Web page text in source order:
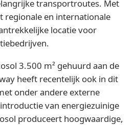
transportroutes. Met
regionale en internationale
locatie voor
3.500 m² gehuurd aan de
heeft recentelijk ook in dit
onder andere externe
van energiezuinige
produceert hoogwaardige,